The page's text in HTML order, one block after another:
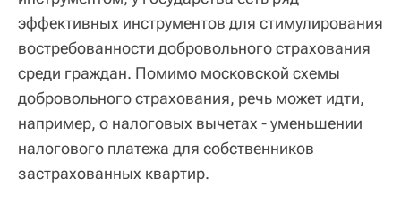
эффективных инструментов для стимулирования
востребованности добровольного страхования
среди граждан. Помимо московской схемы
добровольного страхования, речь может идти,
например, о налоговых вычетах - уменьшении
налогового платежа для собственников
застрахованных квартир.